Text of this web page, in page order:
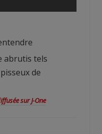
abrutis tels
de
sur J-One